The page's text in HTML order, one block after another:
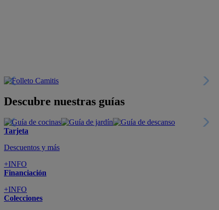
Descubre nuestras guías
Tarjeta
Descuentos y más
+INFO
Financiación
+INFO
Colecciones